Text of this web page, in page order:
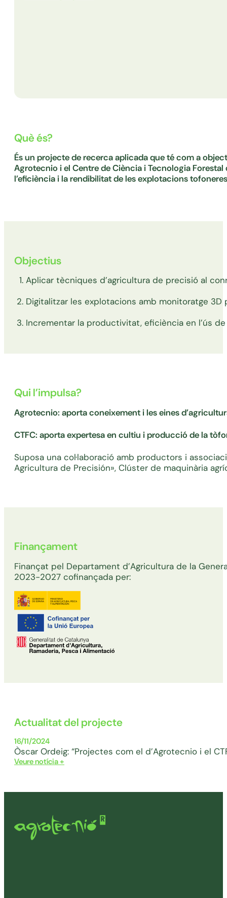
Què és?
És un projecte de recerca aplicada que té com a
Agrotecnio i el Centre de Ciència i Tecnologia
l’eficiència i la rendibilitat de les explotacions
Objectius
Aplicar tècniques d’agricultura de precisió al
Digitalitzar les explotacions amb monitoratge
Incrementar la productivitat, eficiència en l’ús
Qui l’impulsa?
Agrotecnio: aporta coneixement i les eines
CTFC: aporta expertesa en cultiu i producció de la
Suposa una col·laboració amb productors i
Agricultura de Precisión», Clúster de maquinària
Finançament
Finançat pel Departament d’Agricultura de la
2023-2027 cofinançada per:
Actualitat del projecte
16/11/2024
Òscar Ordeig: “Projectes com el d’Agrotecnio i el
Veure notícia +